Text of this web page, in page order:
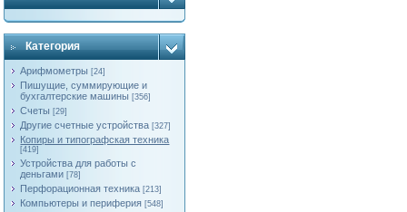
Категория
Арифмометры [24]
Пишущие, суммирующие и
бухгалтерские машины [356]
Счеты [29]
Другие счетные устройства [327]
Копиры и типографская техника
[419]
Устройства для работы с
деньгами [78]
Перфорационная техника [213]
Компьютеры и периферия [548]